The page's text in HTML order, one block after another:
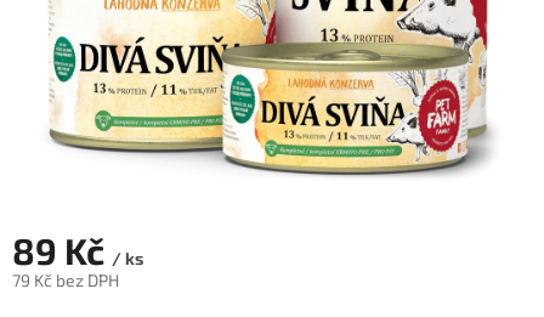
89 Kč / ks
79 Kč bez DPH